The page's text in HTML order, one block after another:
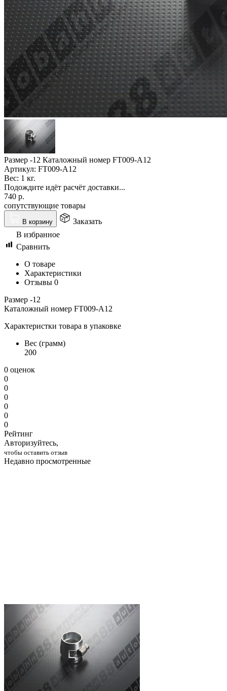
Размер -12 Каталожный номер FT009-A12
Артикул: FT009-A12
Вес: 1 кг.
Подождите идёт расчёт доставки...
740 р.
сопутствующие товары
В корзину
Заказать
В избранное
Сравнить
О товаре
Характеристики
Отзывы 0
Размер -12
Каталожный номер FT009-A12
Характеристки товара в упаковке
Вес (грамм)
200
0 оценок
0
0
0
0
0
0
Рейтинг
Авторизуйтесь,
чтобы оставить отзыв
Недавно просмотренные